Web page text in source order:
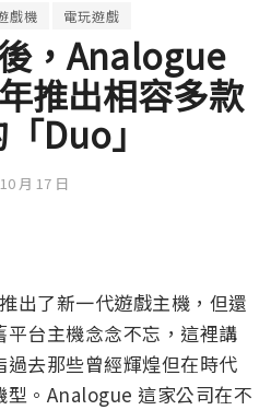
戲機 電玩遊戲
，Analogue
推出相容多款
Duo」
月 17 日
出了新一代遊戲主機，但還
台主機念念不忘，這裡講
去那些曾經輝煌但在時代
型。Analogue 這家公司在不